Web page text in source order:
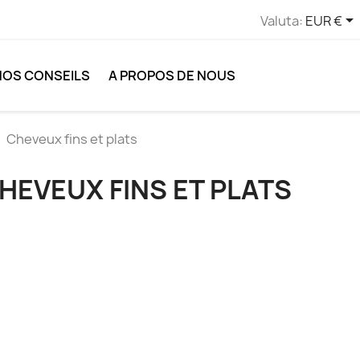
Valuta: EUR €
CONSEILS A PROPOS DE NOUS
Cheveux fins et plats
FINS ET PLATS